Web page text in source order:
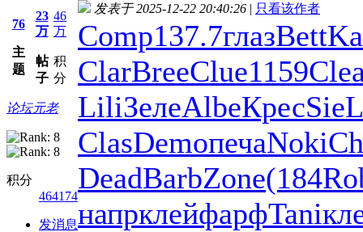
76
主
题
23
万
帖
子
46
万
积
分
论坛元老
积分
464174
发消息
发表于 2025-12-22 20:40:26 | 只看该作者
Comp137.7глазBett
ClarBreeClue1159
LiliЗелеAlbeКресSieL
ClasDemoпечаNoki
DeadBarbZone(184
напрклейфарфTani